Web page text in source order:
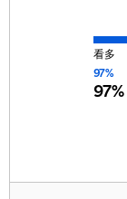
看多
97%
97%